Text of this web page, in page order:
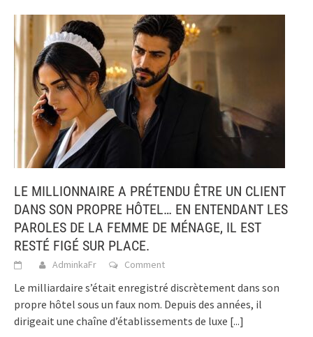
LE MILLIONNAIRE A PRÉTENDU ÊTRE UN CLIENT
DANS SON PROPRE HÔTEL… EN ENTENDANT LES
PAROLES DE LA FEMME DE MÉNAGE, IL EST
RESTÉ FIGÉ SUR PLACE.
AdminkaFr Comment
Le milliardaire s’était enregistré discrètement dans son
propre hôtel sous un faux nom. Depuis des années, il
dirigeait une chaîne d’établissements de luxe [...]